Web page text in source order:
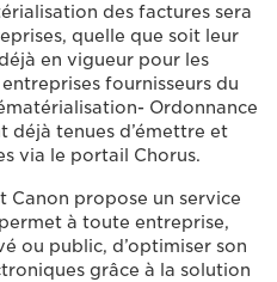
des factures sera
quelle que soit leur
en vigueur pour les
fournisseurs du
Ordonnance
déjà tenues d’émettre et
via le portail Chorus.
Canon propose un service
à toute entreprise,
ou public, d’optimiser son
grâce à la solution